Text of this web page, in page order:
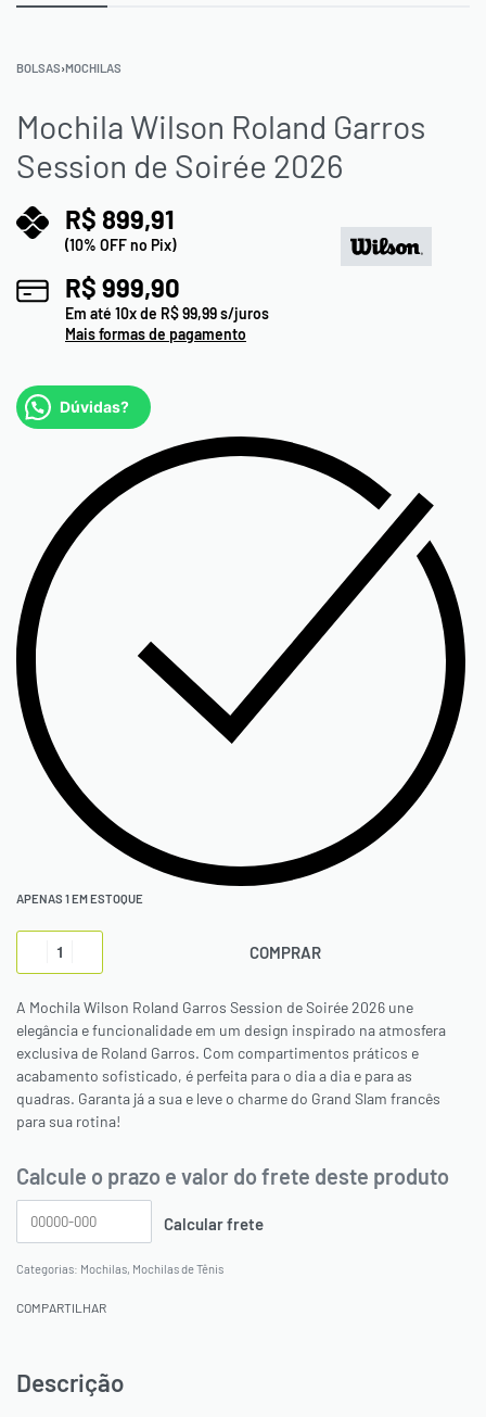
BOLSAS›MOCHILAS
Mochila Wilson Roland Garros
Session de Soirée 2026
R$ 899,91
(10% OFF no Pix)
R$ 999,90
Em até 10x de R$99,99s/juros
Mais formas de pagamento
Dúvidas?
APENAS 1 EM ESTOQUE
COMPRAR
A Mochila Wilson Roland Garros Session de Soirée 2026 une
elegância e funcionalidade em um design inspirado na atmosfera
exclusiva de Roland Garros. Com compartimentos práticos e
acabamento sofisticado, é perfeita para o dia a dia e para as
quadras. Garanta já a sua e leve o charme do Grand Slam francês
para sua rotina!
Calcule o prazo e valor do frete deste produto
Categorias: Mochilas, Mochilas de Tênis
COMPARTILHAR
Descrição